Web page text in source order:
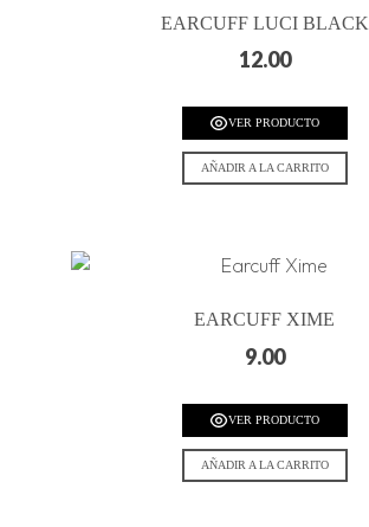
EARCUFF LUCI BLACK
12.00
VER PRODUCTO
AÑADIR A LA CARRITO
EARCUFF XIME
9.00
VER PRODUCTO
AÑADIR A LA CARRITO